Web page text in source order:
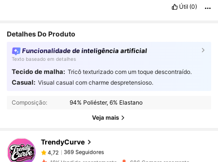
Útil (0)
Detalhes Do Produto
Funcionalidade de inteligência artificial
Texto baseado em detalhes
Tecido de malha: Tricô texturizado com um toque descontraído.
Casual: Visual casual com charme despretensioso.
Composição: 94% Poliéster, 6% Elastano
Veja mais
TrendyCurve
4,72 369 Seguidores
369 Seguidores
4,72
369 Seguidores
l***6pago 1 dia atrás